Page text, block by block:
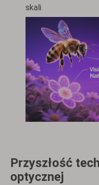
skali
Przyszłość
optycznej